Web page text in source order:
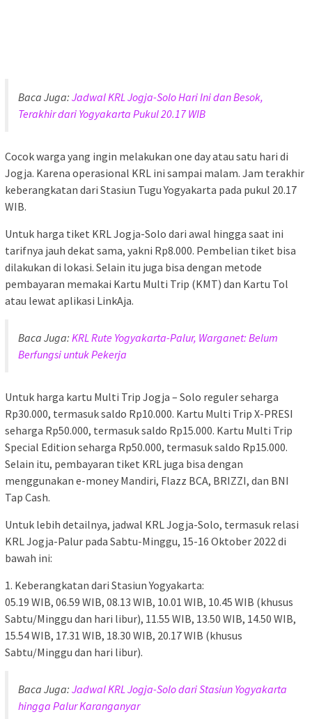
Baca Juga: Jadwal KRL Jogja-Solo Hari Ini dan Besok,
Terakhir dari Yogyakarta Pukul 20.17 WIB
Cocok warga yang ingin melakukan one day atau satu hari di
Jogja. Karena operasional KRL ini sampai malam. Jam terakhir
keberangkatan dari Stasiun Tugu Yogyakarta pada pukul 20.17
WIB.
Untuk harga tiket KRL Jogja-Solo dari awal hingga saat ini
tarifnya jauh dekat sama, yakni Rp8.000. Pembelian tiket bisa
dilakukan di lokasi. Selain itu juga bisa dengan metode
pembayaran memakai Kartu Multi Trip (KMT) dan Kartu Tol
atau lewat aplikasi LinkAja.
Baca Juga: KRL Rute Yogyakarta-Palur, Warganet: Belum
Berfungsi untuk Pekerja
Untuk harga kartu Multi Trip Jogja – Solo reguler seharga
Rp30.000, termasuk saldo Rp10.000. Kartu Multi Trip X-PRESI
seharga Rp50.000, termasuk saldo Rp15.000. Kartu Multi Trip
Special Edition seharga Rp50.000, termasuk saldo Rp15.000.
Selain itu, pembayaran tiket KRL juga bisa dengan
menggunakan e-money Mandiri, Flazz BCA, BRIZZI, dan BNI
Tap Cash.
Untuk lebih detailnya, jadwal KRL Jogja-Solo, termasuk relasi
KRL Jogja-Palur pada Sabtu-Minggu, 15-16 Oktober 2022 di
bawah ini:
1. Keberangkatan dari Stasiun Yogyakarta:
05.19 WIB, 06.59 WIB, 08.13 WIB, 10.01 WIB, 10.45 WIB (khusus
Sabtu/Minggu dan hari libur), 11.55 WIB, 13.50 WIB, 14.50 WIB,
15.54 WIB, 17.31 WIB, 18.30 WIB, 20.17 WIB (khusus
Sabtu/Minggu dan hari libur).
Baca Juga: Jadwal KRL Jogja-Solo dari Stasiun Yogyakarta
hingga Palur Karanganyar